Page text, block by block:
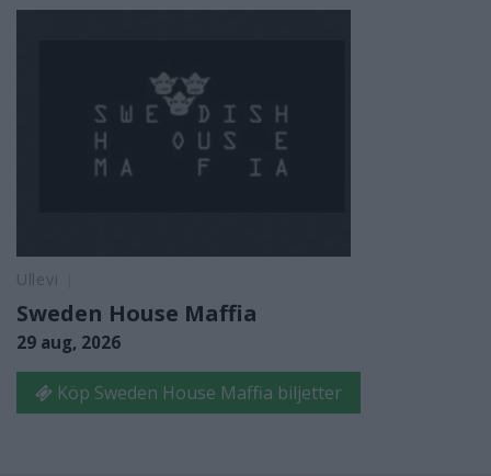
Ullevi
Sweden House Maffia
29 aug, 2026
Köp Sweden House Maffia biljetter